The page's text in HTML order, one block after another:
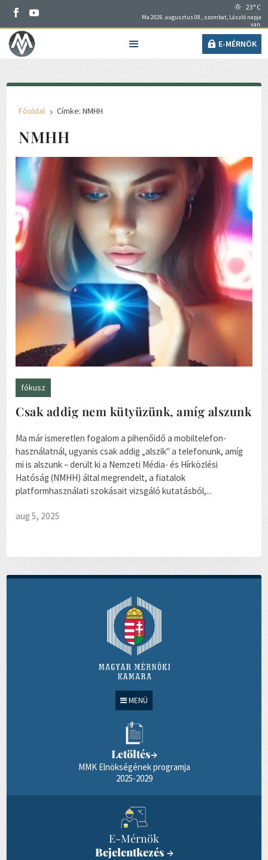
23° C
Ma 2026. augusztus 08., szombat, László napja
van.
E-MÉRNÖK
MENÜ
Letöltés→
MMK Elnökségének programja
2025-2029
E-Mérnök
Bejelentkezés →
Főoldal 5 Címke: NMHH
NMHH
fókusz
Csak addig nem kütyüzünk, amíg alszunk
Ma már ismeretlen fogalom a pihenőidő a mobiltelefon-
használatnál, ugyanis csak addig „alszik" a telefonunk, amíg
mi is alszunk – derült ki a Nemzeti Média- és Hírközlési
Hatóság (NMHH) által megrendelt, a fiatalok
platformhasználati szokásait vizsgáló kutatásból,...
aug 5, 2025